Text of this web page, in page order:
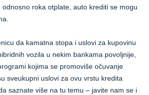
roka otplate, auto krediti se mogu
da kamatna stopa i uslovi za kupovinu
vozila u nekim bankama povoljnije,
kojima se promoviše očuvanje
sveukupni uslovi za ovu vrstu kredita
saznate više na tu temu – javite nam se i